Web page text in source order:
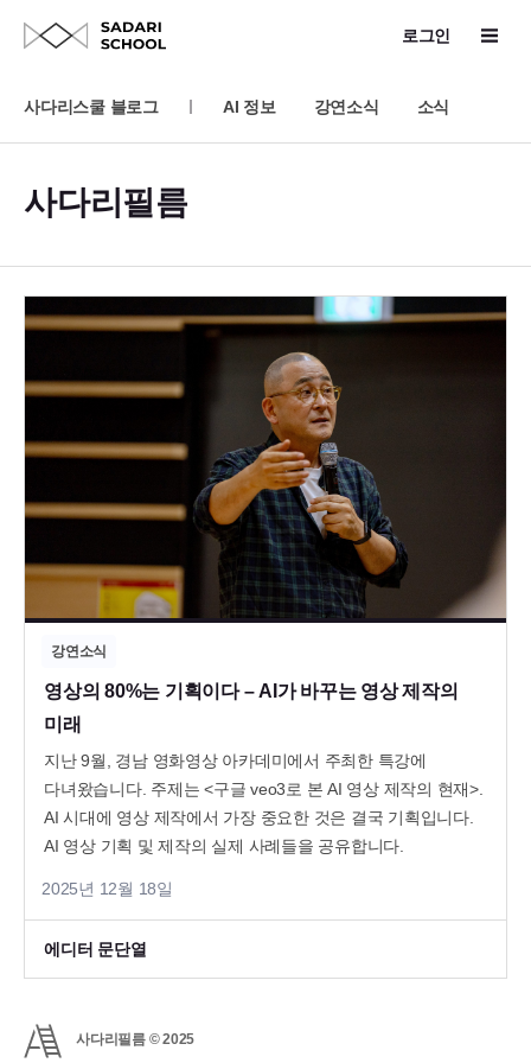
로그인
사다리스쿨 블로그 AI 정보 강연소식 소식
사다리필름
강연소식
영상의 80%는 기획이다 – AI가 바꾸는 영상 제작의
미래
지난 9월, 경남 영화영상 아카데미에서 주최한 특강에
다녀왔습니다. 주제는 <구글 veo3로 본 AI 영상 제작의 현재>.
AI 시대에 영상 제작에서 가장 중요한 것은 결국 기획입니다.
AI 영상 기획 및 제작의 실제 사례들을 공유합니다.
2025년 12월 18일
에디터 문단열
사다리필름 © 2025